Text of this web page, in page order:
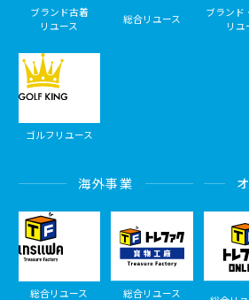
ブランド古着
リユース
総合リユース
ブランド
リユ
ゴルフリユース
海外事業
総合リユース 総合リユース